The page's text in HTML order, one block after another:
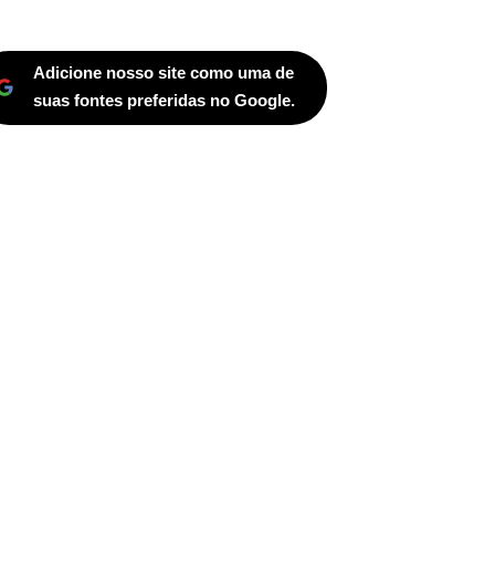
Adicione nosso site como uma de
suas fontes preferidas no Google.